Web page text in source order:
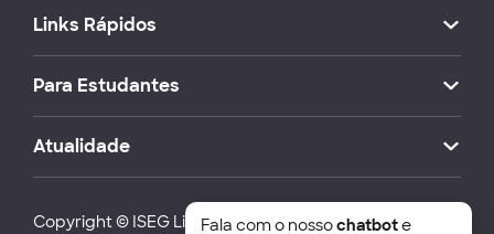
Links Rápidos
Para Estudantes
Atualidade
Copyright © ISEG Lisbon School of Economics and
Fala com o nossochatbote